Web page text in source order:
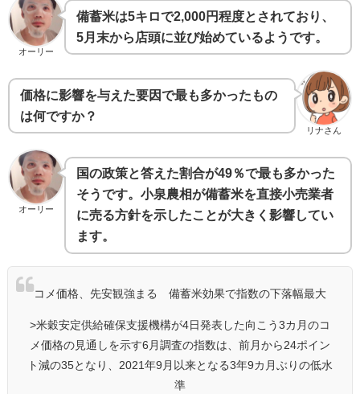
オーリー
備蓄米は5キロで2,000円程度とされており、
5月末から店頭に並び始めているようです。
リナさん
価格に影響を与えた要因で最も多かったもの
は何ですか？
オーリー
国の政策と答えた割合が49％で最も多かった
そうです。小泉農相が備蓄米を直接小売業者
に売る方針を示したことが大きく影響してい
ます。
コメ価格、先安観強まる 備蓄米効果で指数の下落幅最大
>米穀安定供給確保支援機構が4日発表した向こう3カ月のコ
メ価格の見通しを示す6月調査の指数は、前月から24ポイン
ト減の35となり、2021年9月以来となる3年9カ月ぶりの低水
準